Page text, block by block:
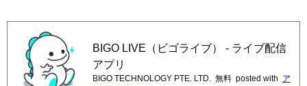
BIGO LIVE（ビゴライブ） ‐ ライブ配信
アプリ
BIGO TECHNOLOGY PTE. LTD. 無料 posted with
ア